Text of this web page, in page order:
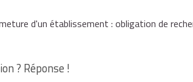
d'un établissement : obligation de
? Réponse !